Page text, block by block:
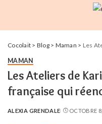
Cocolait > Blog> Maman > Les
MAMAN
Les Ateliers de
française qui
POSTED
ALEXIA GRENDALE OCTOBRE